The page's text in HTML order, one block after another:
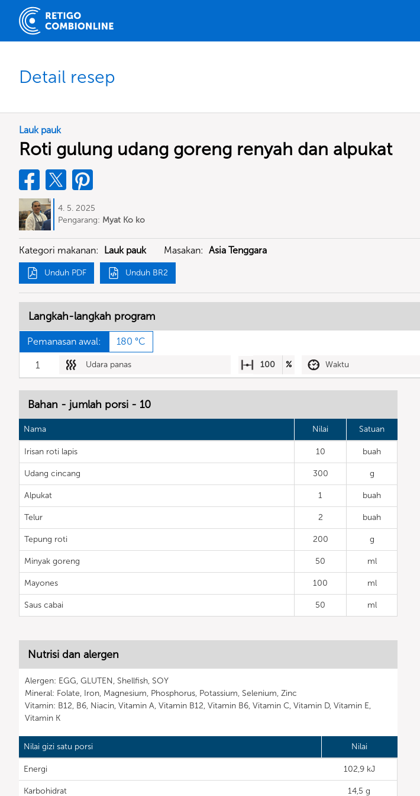
Detail resep
Lauk pauk
Roti gulung udang goreng renyah dan alpukat
4. 5. 2025
Pengarang: Myat Ko ko
Kategori makanan: Lauk pauk Masakan: Asia Tenggara
Unduh PDF Unduh BR2
Langkah-langkah program
Pemanasan awal: 180 °C
1 Udara panas 100 % Waktu
Bahan - jumlah porsi - 10
Nama Nilai Satuan
Irisan roti lapis 10 buah
Udang cincang 300 g
Alpukat 1 buah
Telur 2 buah
Tepung roti 200 g
Minyak goreng 50 ml
Mayones 100 ml
Saus cabai 50 ml
Nutrisi dan alergen
Alergen: EGG, GLUTEN, Shellfish, SOY
Mineral: Folate, Iron, Magnesium, Phosphorus, Potassium, Selenium, Zinc
Vitamin: B12, B6, Niacin, Vitamin A, Vitamin B12, Vitamin B6, Vitamin C, Vitamin D, Vitamin E,
Vitamin K
Nilai gizi satu porsi Nilai
Energi 102,9 kJ
Karbohidrat 14,5 g